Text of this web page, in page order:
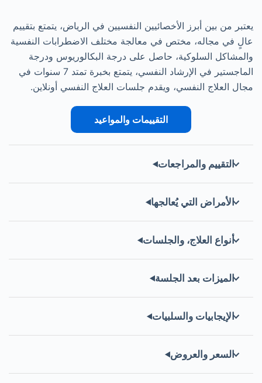
يعتبر من بين أبرز الأخصائيين النفسيين في الرياض، يتمتع بتقييم
عالٍ في مجاله، مختص في معالجة مختلف الاضطرابات النفسية
والمشاكل السلوكية، حاصل على درجة البكالوريوس ودرجة
الماجستير في الإرشاد النفسي، يتمتع بخبرة تمتد 7 سنوات في
مجال العلاج النفسي، ويقدم جلسات العلاج النفسي أونلاين.
التقييمات والمواعيد
التقييم والمراجعات
الأمراض التي يُعالجها
أنواع العلاج، والجلسات
الميزات بعد الجلسة
الإيجابيات والسلبيات
السعر والعروض